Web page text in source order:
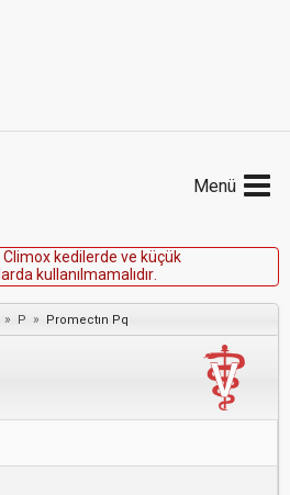
Menü
Cimox kedi erde ve küçük
arda ku anı mama ıdır
» P » Promectın Pq